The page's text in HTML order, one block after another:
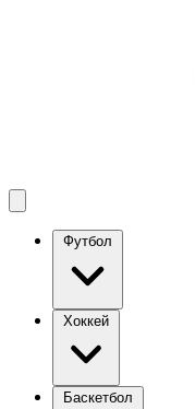
Футбол
Хоккей
Баскетбол